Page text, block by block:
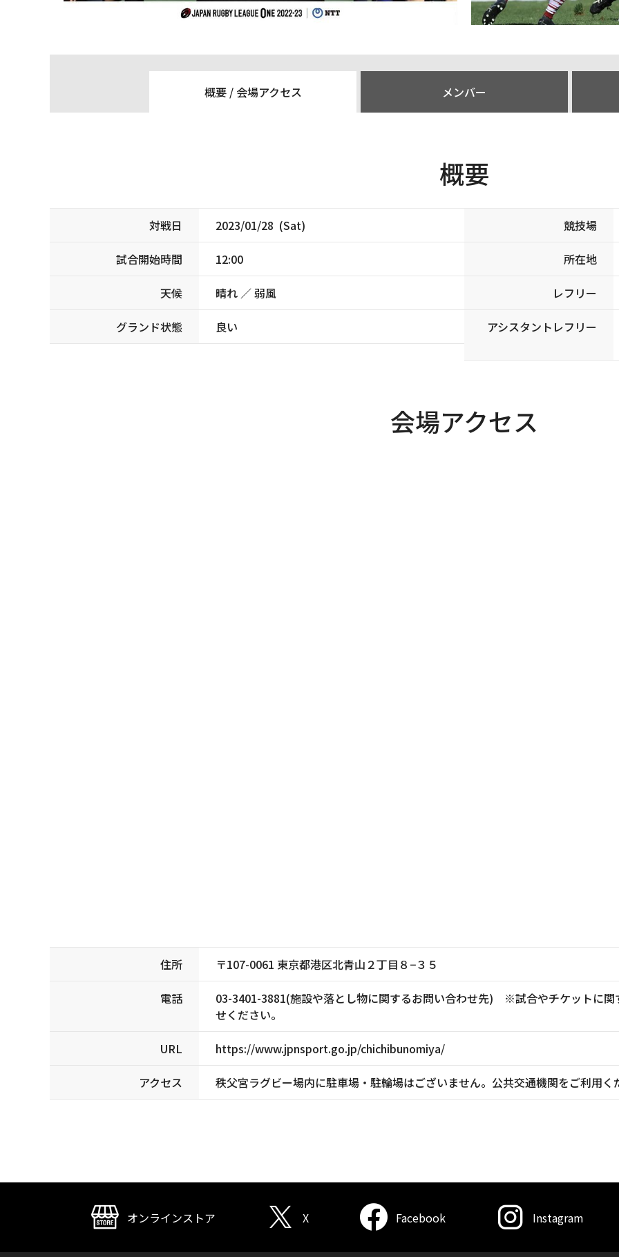
概要 / 会場アクセス メンバー
概要
対戦日 2023/01/28 (Sat)
試合開始時間 12:00
天候 晴れ ／ 弱風
グランド状態 良い
競技場
所在地
レフリー
アシスタントレフリー
会場アクセス
住所 〒107-0061 東京都港区北青山２丁目８−３５
電話
03-3401-3881(施設や落とし物に関するお問い合わせ先) ※試合やチケットに関
せください。
URL https://www.jpnsport.go.jp/chichibunomiya/
アクセス 秩父宮ラグビー場内に駐車場・駐輪場はございません。公共交通機関をご利用く
オンラインストア X Facebook Instagram